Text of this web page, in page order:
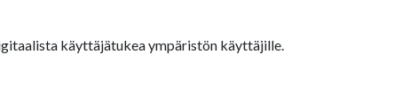
käyttäjätukea ympäristön käyttäjille.